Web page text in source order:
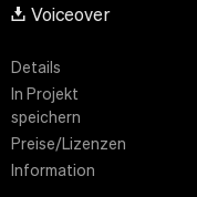
Voiceover
Details
In Projekt
speichern
Preise/Lizenzen
Information